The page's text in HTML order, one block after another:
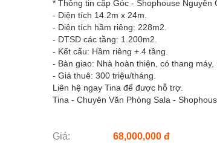
* Thông tin cặp Góc - Shophouse Nguyễn
- Diện tích 14.2m x 24m.
- Diện tích hầm riêng: 228m2.
- DTSD các tầng: 1.200m2.
- Kết cấu: Hầm riêng + 4 tầng.
- Bàn giao: Nhà hoàn thiện, có thang máy,
- Giá thuê: 300 triệu/tháng.
Liên hệ ngay Tina để được hỗ trợ.
Tina - Chuyên Văn Phòng Sala -
Giá: 68,000,000 đ